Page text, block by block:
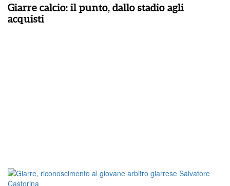
Giarre calcio: il punto, dallo stadio agli
acquisti